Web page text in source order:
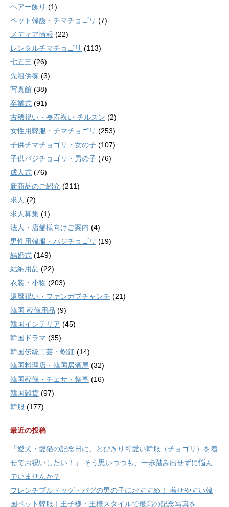
ヘアー飾り (1)
ペット韓馥・チマチョゴリ (7)
メディア情報 (22)
レンタルチマチョゴリ (113)
七五三 (26)
先祖供養 (3)
写真館 (38)
卒業式 (91)
古稀祝い・長寿祝い チルスン (2)
女性用韓服・チマチョゴリ (253)
子供チマチョゴリ・女の子 (107)
子供パジチョゴリ・男の子 (76)
成人式 (76)
新商品のご紹介 (211)
求人 (2)
求人募集 (1)
法人・店舗様向けご案内 (4)
男性用韓服・パジチョゴリ (19)
結婚式 (149)
結納用品 (22)
衣装・小物 (203)
還暦祝い・ファンガプチャンチ (21)
韓国 葬儀用品 (9)
韓国インテリア (45)
韓国ドラマ (35)
韓国伝統工芸・螺鈿 (14)
韓国料理店・韓国居酒屋 (32)
韓国葬儀・チェサ・祭事 (16)
韓国雑貨 (97)
韓服 (177)
最近の投稿
「愛犬・愛猫の記念日に、とびきり可愛い韓服（チョゴリ）を着
せてお祝いしたい！」 そう思いつつも、一歩踏み出せずに悩ん
でいませんか？
フレンチブルドッグ・パグの男の子におすすめ！ 着せやすい韓
国ペット韓服｜王子様・王様スタイルで最高の記念写真を